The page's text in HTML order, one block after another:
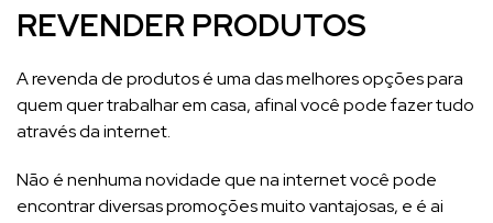
REVENDER PRODUTOS
A revenda de produtos é uma das melhores opções para
quem quer trabalhar em casa, afinal você pode fazer tudo
através da internet.
Não é nenhuma novidade que na internet você pode
encontrar diversas promoções muito vantajosas, e é ai